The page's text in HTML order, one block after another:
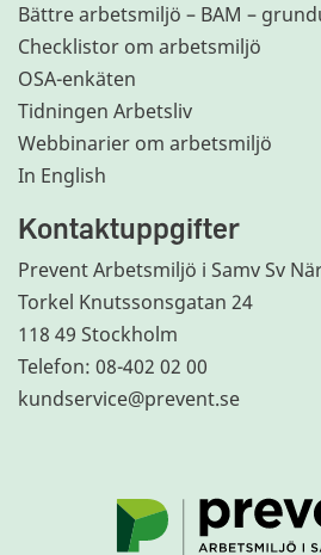
Bättre arbetsmiljö – BAM –
Checklistor om arbetsmiljö
OSA-enkäten
Tidningen Arbetsliv
Webbinarier om arbetsmiljö
In English
Kontaktuppgifter
Prevent Arbetsmiljö i Samv Sv
Torkel Knutssonsgatan 24
118 49 Stockholm
Telefon: 08-402 02 00
kundservice@prevent.se